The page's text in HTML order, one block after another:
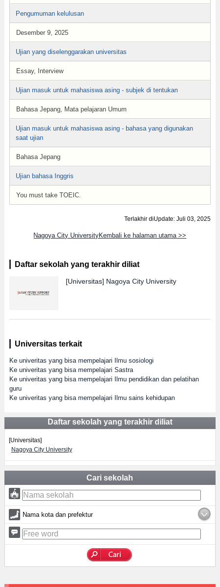
Pengumuman kelulusan
Desember 9, 2025
Ujian yang diselenggarakan universitas
Essay, Interview
Ujian masuk untuk mahasiswa asing - subjek di tentukan
Bahasa Jepang, Mata pelajaran Umum
Ujian masuk untuk mahasiswa asing - bahasa yang digunakan
saat ujian
Bahasa Jepang
Ujian bahasa Inggris
You must take TOEIC.
Terlakhir diUpdate: Juli 03, 2025
Nagoya City UniversityKembali ke halaman utama >>
Daftar sekolah yang terakhir diliat
[Universitas] Nagoya City University
Universitas terkait
Ke univeritas yang bisa mempelajari Ilmu sosiologi
Ke univeritas yang bisa mempelajari Sastra
Ke univeritas yang bisa mempelajari Ilmu pendidikan dan pelatihan
guru
Ke univeritas yang bisa mempelajari Ilmu sains kehidupan
Daftar sekolah yang terakhir diliat
[Universitas]
Nagoya City University
Cari sekolah
Nama kota dan prefektur